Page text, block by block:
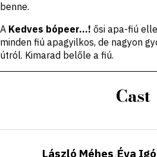
benne.
A Kedves bópeer…! ősi apa-fiú
minden fiú apagyilkos, de nagyon
útról. Kimarad belőle a fiú.
Cast
László Méhes Éva Igó